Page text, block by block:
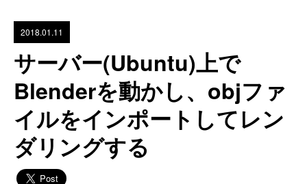
2018.01.11
サーバー(Ubuntu)上で
Blenderを動かし、objファ
イルをインポートしてレン
ダリングする